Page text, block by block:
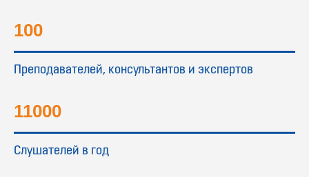
100
Преподавателей, консультантов и экспертов
11000
Слушателей в год